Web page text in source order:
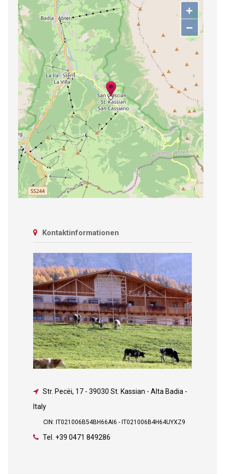
+
−
Kontaktinformationen
Str. Pecëi, 17- 39030 St. Kassian - Alta Badia -
Italy
CIN: IT021006B54BH66AI6 - IT021006B4H64UYXZ9
Tel. +39 0471 849286